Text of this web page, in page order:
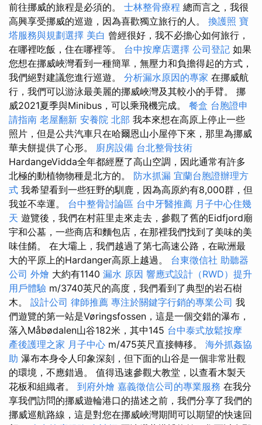
前往挪威的旅程是必須的。 士林整骨療程 總而言之，我很
高興享受挪威的巡遊，因為喜歡獨立旅行的人。 換護照 寶
塔服務與規劃選擇 美白 曾經很好，我不必擔心如何旅行，
在哪裡吃飯，住在哪裡等。 台中按摩店選擇 公司登記 如果
您想在挪威峽灣看到一種簡單，無壓力和負擔得起的方式，
我們絕對建議您進行巡遊。 分析漏水原因的專家 在挪威航
行，我們可以游泳最美麗的挪威峽灣及其較小的手臂。 挪
威2021夏季與Minibus，可以乘飛機完成。 餐盒 台胞證申
請指南 老屋翻新 安養院 北部 我本來想在高原上停止一些
照片，但是公共汽車只在哈爾恩山小屋停下來，那里為挪威
華夫餅提供了心形。 廚房設備 台北整骨技術
HardangeVidda全年都經歷了高山空調，因此通常有許多
北極的動植物物種是北方的。 防水抓漏 宜蘭台胞證辦理方
式 我希望看到一些狂野的馴鹿，因為高原約有8,000群，但
我並不幸運。 台中整骨討論區 台中牙醫推薦 月子中心住幾
天 遊覽後，我們在村莊里走來走去，參觀了舊的Eidfjord廟
宇和公墓，一些商店和麵包店，在那裡我們找到了美味的美
味佳餚。 在大壩上，我們越過了第七高速公路，在歐洲最
大的平原上的Hardanger高原上越過。 台東徵信社 助聽器
公司 外燴 大約有1140 漏水 原因 響應式設計（RWD）提升
用戶體驗 m/3740英尺的高度，我們看到了典型的岩石樹
木。 設計公司 律師推薦 專注於關鍵字行銷的專業公司 我
們遊覽的第一站是Vøringsfossen，這是一個交錯的瀑布，
落入Måbødalen山谷182米，其中145 台中泰式放鬆按摩
產後護理之家 月子中心 m/475英尺直接轉移。 海外抓姦協
助 瀑布本身令人印象深刻，但下面的山谷是一個非常壯觀
的環境，不應錯過。 值得迅速參觀大教堂，以查看木製天
花板和組織者。 到府外燴 嘉義徵信公司的專業服務 在我分
享我們訪問的挪威遊輪港口的描述之前，我們分享了我們的
挪威巡航路線，這是對您在挪威峽灣期間可以期望的快速回